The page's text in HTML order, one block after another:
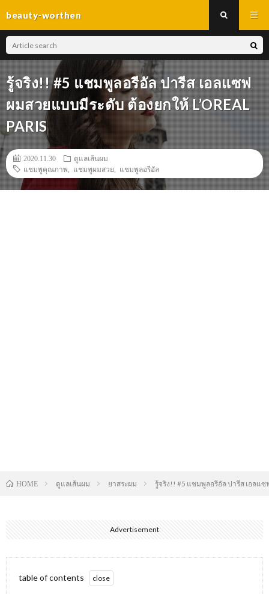
beauty-worthen
รู้จริง!! #5 แชมพูลอรีอัล ปารีส เอลแซฟ
ผมสวยแบบมีระดับ ต้องยกให้ L’OREAL
PARIS
2020.11.30
ดูแลเส้นผม
แชมพูคุณภาพ
แชมพูผมสวย แชมพูลอรีอัล
HOME ดูแลเส้นผม ยาสระผม รู้จริง!! #5 แชมพูลอรีอัล ปารีส เอลแซ
Advertisement
table of contents